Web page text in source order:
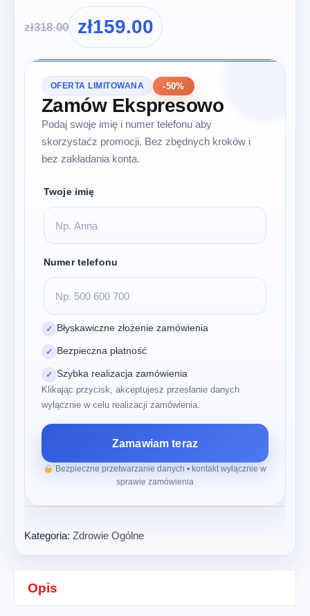
zł318.00 zł159.00
OFERTA LIMITOWANA -50%
Zamów Ekspresowo
Podaj swoje imię i numer telefonu aby
skorzystaćz promocji. Bez zbędnych kroków i
bez zakładania konta.
Twoje imię
Numer telefonu
✓ Błyskawiczne złożenie zamówienia
✓ Bezpieczna płatność
✓ Szybka realizacja zamówienia
Klikając przycisk, akceptujesz przesłanie danych
wyłącznie w celu realizacji zamówienia.
Zamawiam teraz
Bezpieczne przetwarzanie danych • kontakt wyłącznie w
sprawie zamówienia
Kategoria: Zdrowie Ogólne
Opis